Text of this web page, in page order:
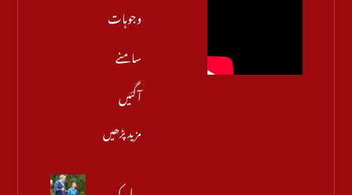
وجوہات
سامنے
آگئیں
مزید پڑھیں